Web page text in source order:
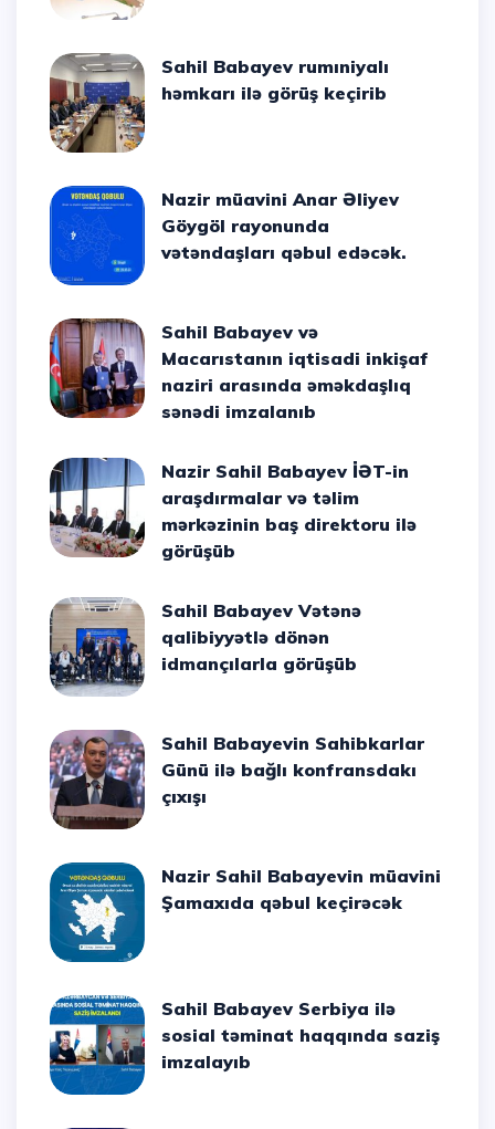
Sahil Babayev rumıniyalı
həmkarı ilə görüş keçirib
Nazir müavini Anar Əliyev
Göygöl rayonunda
vətəndaşları qəbul edəcək.
Sahil Babayev və
Macarıstanın iqtisadi inkişaf
naziri arasında əməkdaşlıq
sənədi imzalanıb
Nazir Sahil Babayev İƏT-in
araşdırmalar və təlim
mərkəzinin baş direktoru ilə
görüşüb
Sahil Babayev Vətənə
qalibiyyətlə dönən
idmançılarla görüşüb
Sahil Babayevin Sahibkarlar
Günü ilə bağlı konfransdakı
çıxışı
Nazir Sahil Babayevin müavini
Şamaxıda qəbul keçirəcək
Sahil Babayev Serbiya ilə
sosial təminat haqqında saziş
imzalayıb